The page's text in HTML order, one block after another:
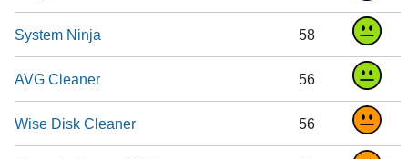
System Ninja 58
AVG Cleaner 56
Wise Disk Cleaner 56